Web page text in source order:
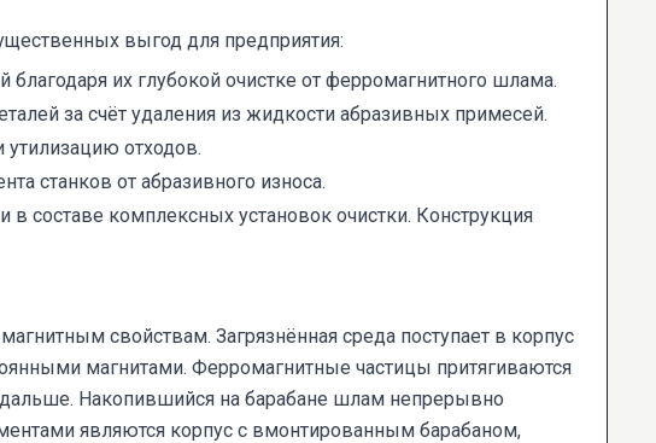
выгод для предприятия:
их глубокой очистке от ферромагнитного шлама.
за счёт удаления из жидкости абразивных примесей.
отходов.
станков от абразивного износа.
составе комплексных установок очистки. Конструкция
свойствам. Загрязнённая среда поступает в корпус
магнитами. Ферромагнитные частицы притягиваются
Накопившийся на барабане шлам непрерывно
являются корпус с вмонтированным барабаном,